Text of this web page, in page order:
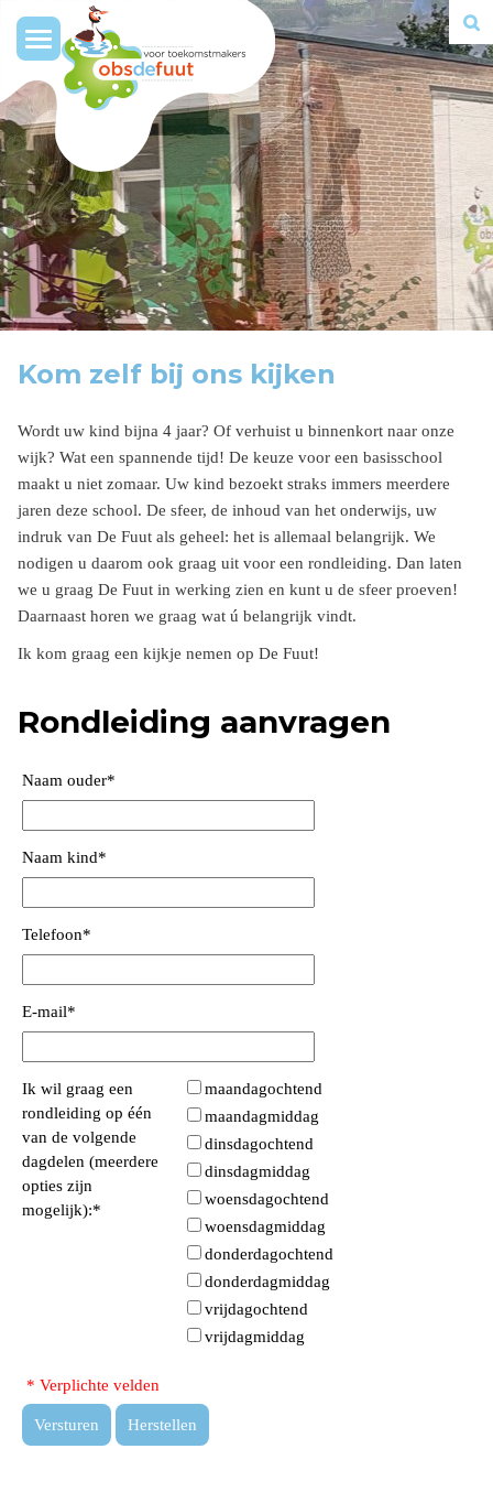
Toggle
navigation
Kom zelf bij ons kijken
Wordt uw kind bijna 4 jaar? Of verhuist u binnenkort naar onze
wijk? Wat een spannende tijd! De keuze voor een basisschool
maakt u niet zomaar. Uw kind bezoekt straks immers meerdere
jaren deze school. De sfeer, de inhoud van het onderwijs, uw
indruk van De Fuut als geheel: het is allemaal belangrijk. We
nodigen u daarom ook graag uit voor een rondleiding. Dan laten
we u graag De Fuut in werking zien en kunt u de sfeer proeven!
Daarnaast horen we graag wat ú belangrijk vindt.
Ik kom graag een kijkje nemen op De Fuut!
Rondleiding aanvragen
Naam ouder*
Naam kind*
Telefoon*
E-mail*
Ik wil graag een
rondleiding op één
van de volgende
dagdelen (meerdere
opties zijn
mogelijk):*
maandagochtend
maandagmiddag
dinsdagochtend
dinsdagmiddag
woensdagochtend
woensdagmiddag
donderdagochtend
donderdagmiddag
vrijdagochtend
vrijdagmiddag
* Verplichte velden
Versturen Herstellen